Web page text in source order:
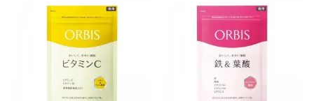
ージ。フルーツ風味だから、おやつ
感覚でおいしく楽しく続けられま
力に着目！大人の燃焼意欲をサポー
トする、ダイエットサポートサプリ
メントです。アロニアを研究し続け
てきたオルビスが高品質のアロニア
にこだわり、その特有成分を抽出。
安定して一定量配合できるよう、規
格化しました。オルビスのアロニア
く、スッキリとした味わいに仕上が
りました。圧縮しているため栄養成
分の細胞壁が壊れ、吸収されやすい
状態に。固い繊維は取り除き、ぎゅ
っと搾り取った貴重なエキスのみを
使用しています。